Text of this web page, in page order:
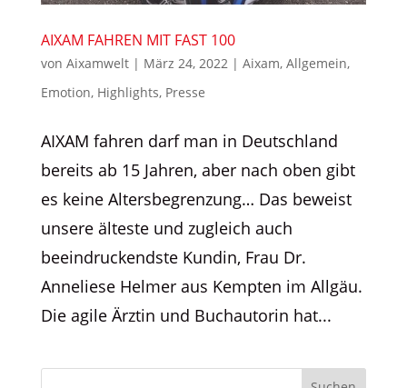
AIXAM FAHREN MIT FAST 100
von Aixamwelt| März 24, 2022| Aixam, Allgemein,
Emotion, Highlights, Presse
AIXAM fahren darf man in Deutschland
bereits ab 15 Jahren, aber nach oben gibt
es keine Altersbegrenzung… Das beweist
unsere älteste und zugleich auch
beeindruckendste Kundin, Frau Dr.
Anneliese Helmer aus Kempten im Allgäu.
Die agile Ärztin und Buchautorin hat...